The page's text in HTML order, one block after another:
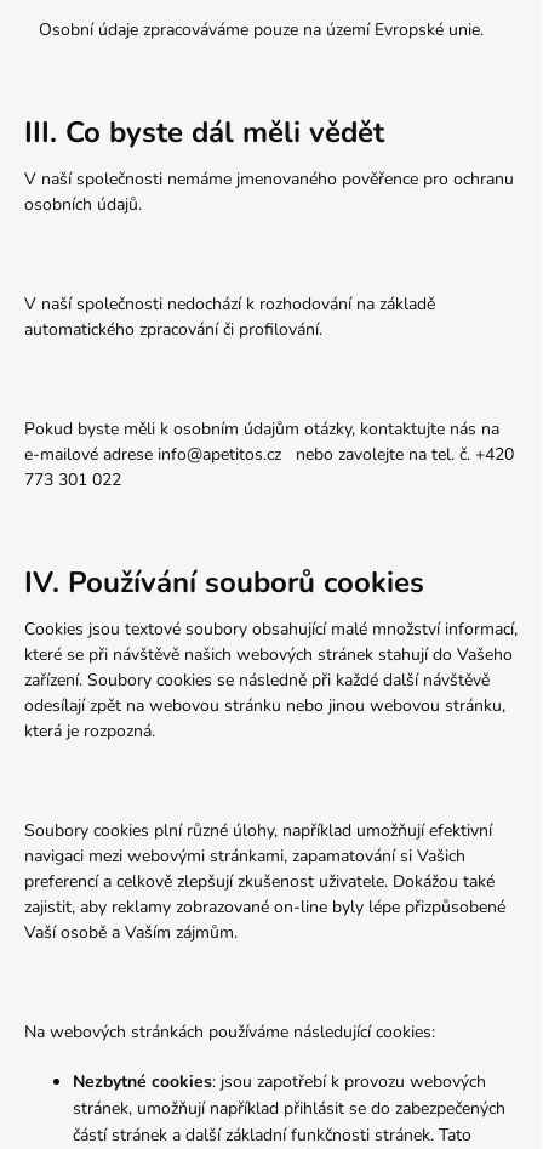
Osobní údaje zpracováváme pouze na území Evropské unie.
III. Co byste dál měli vědět
V naší společnosti nemáme jmenovaného pověřence pro ochranu
osobních údajů.
V naší společnosti nedochází k rozhodování na základě
automatického zpracování či profilování.
Pokud byste měli k osobním údajům otázky, kontaktujte nás na
e-mailové adrese info@apetitos.cz
nebo zavolejte na tel. č. +420
773 301 022
IV. Používání souborů cookies
Cookies jsou textové soubory obsahující malé množství informací,
které se při návštěvě našich webových stránek stahují do Vašeho
zařízení. Soubory cookies se následně při každé další návštěvě
odesílají zpět na webovou stránku nebo jinou webovou stránku,
která je rozpozná.
Soubory cookies plní různé úlohy, například umožňují efektivní
navigaci mezi webovými stránkami, zapamatování si Vašich
preferencí a celkově zlepšují zkušenost uživatele. Dokážou také
zajistit, aby reklamy zobrazované on-line byly lépe přizpůsobené
Vaší osobě a Vaším zájmům.
Na webových stránkách používáme následující cookies:
Nezbytné cookies: jsou zapotřebí k provozu webových
stránek, umožňují například přihlásit se do zabezpečených
částí stránek a další základní funkčnosti stránek. Tato